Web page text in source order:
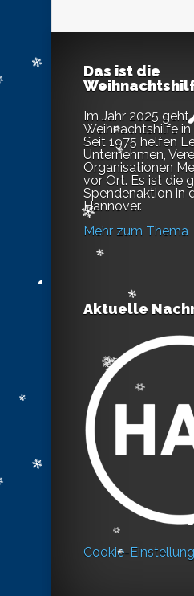
Das ist die
Im Jahr 2025 geht
Weihnachtshilfe in
Seit 1975 helfen
Unternehmen,
Organisationen
vor Ort. Es ist die
Spendenaktion in
Hannover.
Mehr zum Thema
Aktuelle
Cookie-